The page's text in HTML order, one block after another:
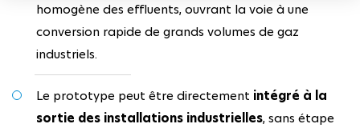
homogène des effluents, ouvrant la voie à une
conversion rapide de grands volumes de gaz
industriels.
Le prototype peut être directement intégré à la
sortie des installations industrielles, sans étape